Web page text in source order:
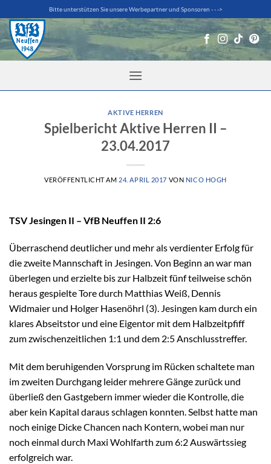
Inhalt
springen
Bitte unterstützen Sie unsere Werbepartner und Sponsoren - - ->
AKTIVE HERREN
Spielbericht Aktive Herren II –
23.04.2017
VERÖFFENTLICHT AM 24. APRIL 2017 VON NICO HOGH
TSV Jesingen II – VfB Neuffen II 2:6
Überraschend deutlicher und mehr als verdienter Erfolg für
die zweite Mannschaft in Jesingen. Von Beginn an war man
überlegen und erzielte bis zur Halbzeit fünf teilweise schön
heraus gespielte Tore durch Matthias Weiß, Dennis
Widmaier und Holger Hasenöhrl (3). Jesingen kam durch ein
klares Abseitstor und eine Eigentor mit dem Halbzeitpfiff
zum zwischenzeitlichen 1:1 und dem 2:5 Anschlusstreffer.
Mit dem beruhigenden Vorsprung im Rücken schaltete man
im zweiten Durchgang leider mehrere Gänge zurück und
überließ den Gastgebern immer wieder die Kontrolle, die
aber kein Kapital daraus schlagen konnten. Selbst hatte man
noch einige Dicke Chancen nach Kontern, wobei man nur
noch einmal durch Maxi Wohlfarth zum 6:2 Auswärtssieg
erfolgreich war.